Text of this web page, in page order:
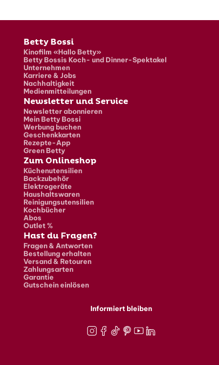
Fusszeile
Betty Bossi
Kinofilm «Hallo Betty»
Betty Bossis Koch- und Dinner-Spektakel
Unternehmen
Karriere & Jobs
Nachhaltigkeit
Medienmitteilungen
Newsletter und Service
Newsletter abonnieren
Mein Betty Bossi
Werbung buchen
Geschenkkarten
Rezepte-App
Green Betty
Zum Onlineshop
Küchenutensilien
Backzubehör
Elektrogeräte
Haushaltswaren
Reinigungsutensilien
Kochbücher
Abos
Outlet %
Hast du Fragen?
Fragen & Antworten
Bestellung erhalten
Versand & Retouren
Zahlungsarten
Garantie
Gutschein einlösen
Informiert bleiben